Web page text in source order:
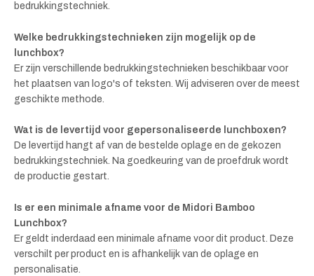
bedrukkingstechniek.
Welke bedrukkingstechnieken zijn mogelijk op de
lunchbox?
Er zijn verschillende bedrukkingstechnieken beschikbaar voor
het plaatsen van logo's of teksten. Wij adviseren over de meest
geschikte methode.
Wat is de levertijd voor gepersonaliseerde lunchboxen?
De levertijd hangt af van de bestelde oplage en de gekozen
bedrukkingstechniek. Na goedkeuring van de proefdruk wordt
de productie gestart.
Is er een minimale afname voor de Midori Bamboo
Lunchbox?
Er geldt inderdaad een minimale afname voor dit product. Deze
verschilt per product en is afhankelijk van de oplage en
personalisatie.